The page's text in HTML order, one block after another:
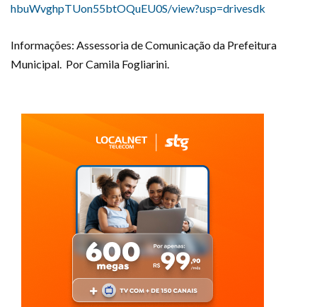
hbuWvghpTUon55btOQuEU0S/view?usp=drivesdk
Informações: Assessoria de Comunicação da Prefeitura
Municipal. Por Camila Fogliarini.